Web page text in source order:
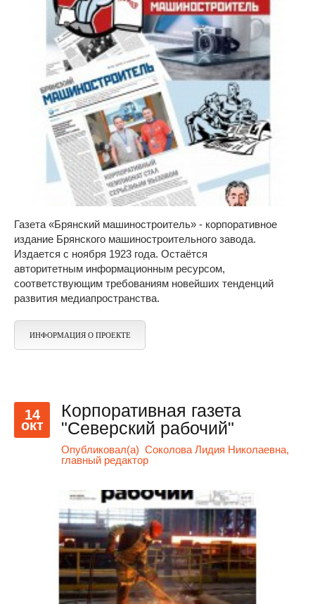
Газета «Брянский машиностроитель» - корпоративное
издание Брянского машиностроительного завода.
Издается с ноября 1923 года. Остаётся
авторитетным информационным ресурсом,
соответствующим требованиям новейших тенденций
развития медиапространства.
ИНФОРМАЦИЯ О ПРОЕКТЕ
14
окт
Корпоративная газета
"Северский рабочий"
Опубликовал(а) Соколова Лидия Николаевна,
главный редактор